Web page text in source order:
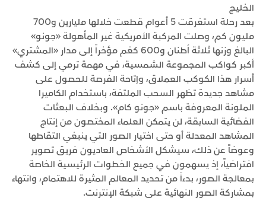
الخليج
بعد رحلة استغرقت 5 أعوام قطعت خلالها مليارين و700
مليون كم، وصلت المركبة الأمريكية غير المأهولة «جونو»
البالغ وزنها ثلاثة أطنان و600 كغم مؤخراً إلى مدار «المشتري»
أكبر كواكب المجموعة الشمسية، في مهمة ترمي إلى كشف
أسرار هذا الكوكب العملاق، وإتاحة الفرصة للحصول على
مشاهد جديدة تظهر السحب الملتفة، باستخدام الكاميرا
الملونة المعروفة باسم «جونو كام». وبخلاف البعثات
الفضائية السابقة، لن يتمكن العلماء المختصون من إنتاج
المشاهد المعدلة أو حتى اختيار الصور التي ينبغي التقاطها
وعوضاً عن ذلك، سيشكل الأشخاص العاديون فريق تصوير
افتراضياً، إذ يسهمون في جميع الخطوات الرئيسية الخاصة
بمعالجة الصور، بدءاً من تحديد المعالم المثيرة للاهتمام، وانتهاء
بمشاركة الصور النهائية على شبكة الإنترنت.